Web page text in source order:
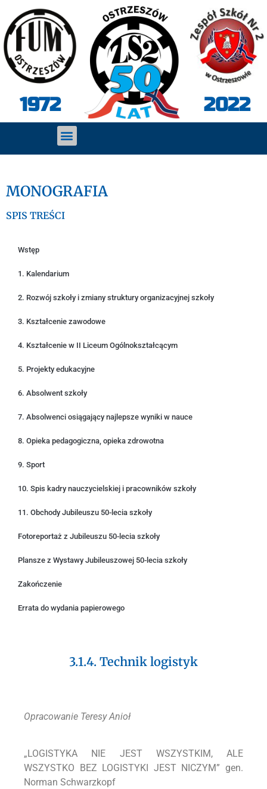
1972 2022
MONOGRAFIA
SPIS TREŚCI
Wstęp
1. Kalendarium
2. Rozwój szkoły i zmiany struktury organizacyjnej szkoły
3. Kształcenie zawodowe
4. Kształcenie w II Liceum Ogólnokształcącym
5. Projekty edukacyjne
6. Absolwent szkoły
7. Absolwenci osiągający najlepsze wyniki w nauce
8. Opieka pedagogiczna, opieka zdrowotna
9. Sport
10. Spis kadry nauczycielskiej i pracowników szkoły
11. Obchody Jubileuszu 50-lecia szkoły
Fotoreportaż z Jubileuszu 50-lecia szkoły
Plansze z Wystawy Jubileuszowej 50-lecia szkoły
Zakończenie
Errata do wydania papierowego
3.1.4. Technik logistyk
Opracowanie Teresy Anioł
„LOGISTYKA NIE JEST WSZYSTKIM, ALE
WSZYSTKO BEZ LOGISTYKI JEST NICZYM” gen.
Norman Schwarzkopf